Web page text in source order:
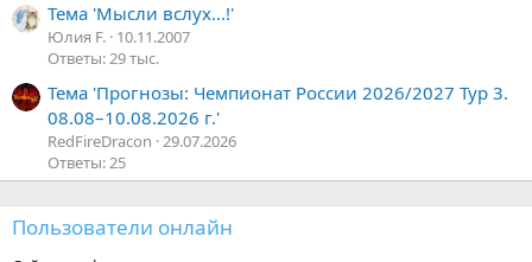
Тема 'Мысли вслух...!'
Юлия F. 10.11.2007
Ответы: 29 тыс.
Тема 'Прогнозы: Чемпионат России 2026/2027 Тур 3.
08.08–10.08.2026 г.'
RedFireDracon
29.07.2026
Ответы: 25
Пользователи онлайн